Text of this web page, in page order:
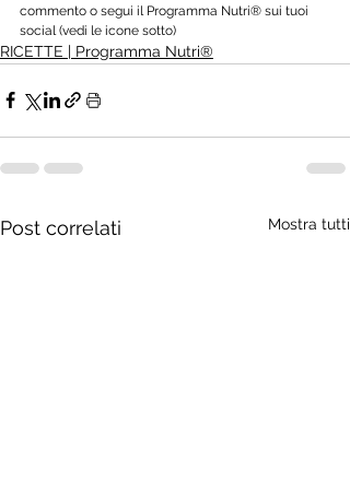
commento o segui il Programma Nutri® sui tuoi
social (vedi le icone sotto)
RICETTE | Programma Nutri®
Post correlati Mostra tutti